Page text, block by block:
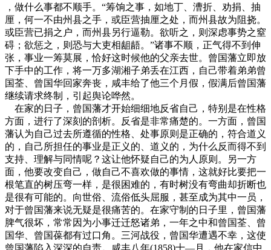
，做什么事都不顺手。“筹饷之事，如地丁、漕折、劝捐、抽
厘，何一不由州县之手，或臣营抽厘之处，而州县故为阻挠。
或臣营已捐之户，而州县另行逼勒。欲听之，则深虑事势之窒
碍；欲惩之，则恐与大吏相龃龉。”诸事不顺，正气得不到伸
张，事业一筹莫展，恰好这时候他的父亲去世。曾国藩立即放
下手中的工作，将一万多湖湘子弟丢在江西，自己带着弟弟曾
国荃、曾国华回家奔丧，咸丰给了他三个月假，假满后曾国藩
继续请求终制，引起舆论哗然。
在家的日子，曾国藩才开始细细地反省自己，特别是在性格
方面，进行了深刻的剖析。反省是非常痛楚的。一方面，曾国
藩认为自己过去所遵循的性格、处事原则是正确的，符合道义
的，自己所担任的事业是正义的、道义的，为什么反而得不到
支持、理解与同情呢？这让他怀疑自己的为人原则。另一方
面，他要改变自己，做自己不喜欢做的事情，这就好比要把一
根笔直的树压弯一样，是很困难的，有时树没有弯曲却折断也
是很有可能的。向世俗、流俗低头屈服，甚至成为其中一员，
对于曾国藩来说无疑是很痛苦的。在家守制的日子里，曾国藩
脾气很坏，常常因为小事迁迁怒诸弟，一年之中和曾国荃、曾
国华、曾国葆都有过口角。三河战役，曾国华遭遇不幸，这使
曾国藩陷入深深的自责。咸丰八年(1858)十—月，他在家信中